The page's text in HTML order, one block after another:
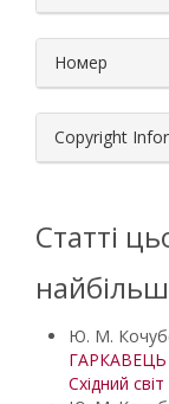
Номер
Copyright
Статті
Ю. М.
ГАРКАВЕЦЬ
Східний світ